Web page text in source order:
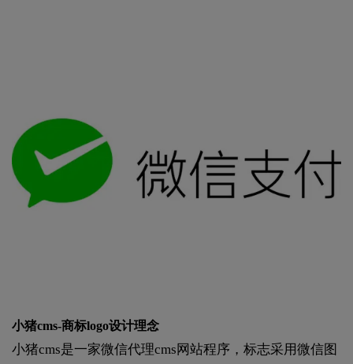
小猪cms-商标logo设计理念
小猪cms是一家微信代理cms网站程序，标志采用微信图